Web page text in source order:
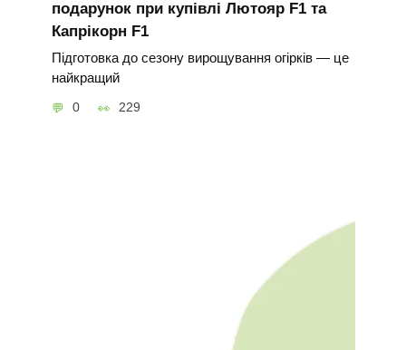
подарунок при купівлі Лютояр F1 та
Капрікорн F1
Підготовка до сезону вирощування огірків — це
найкращий
0 229